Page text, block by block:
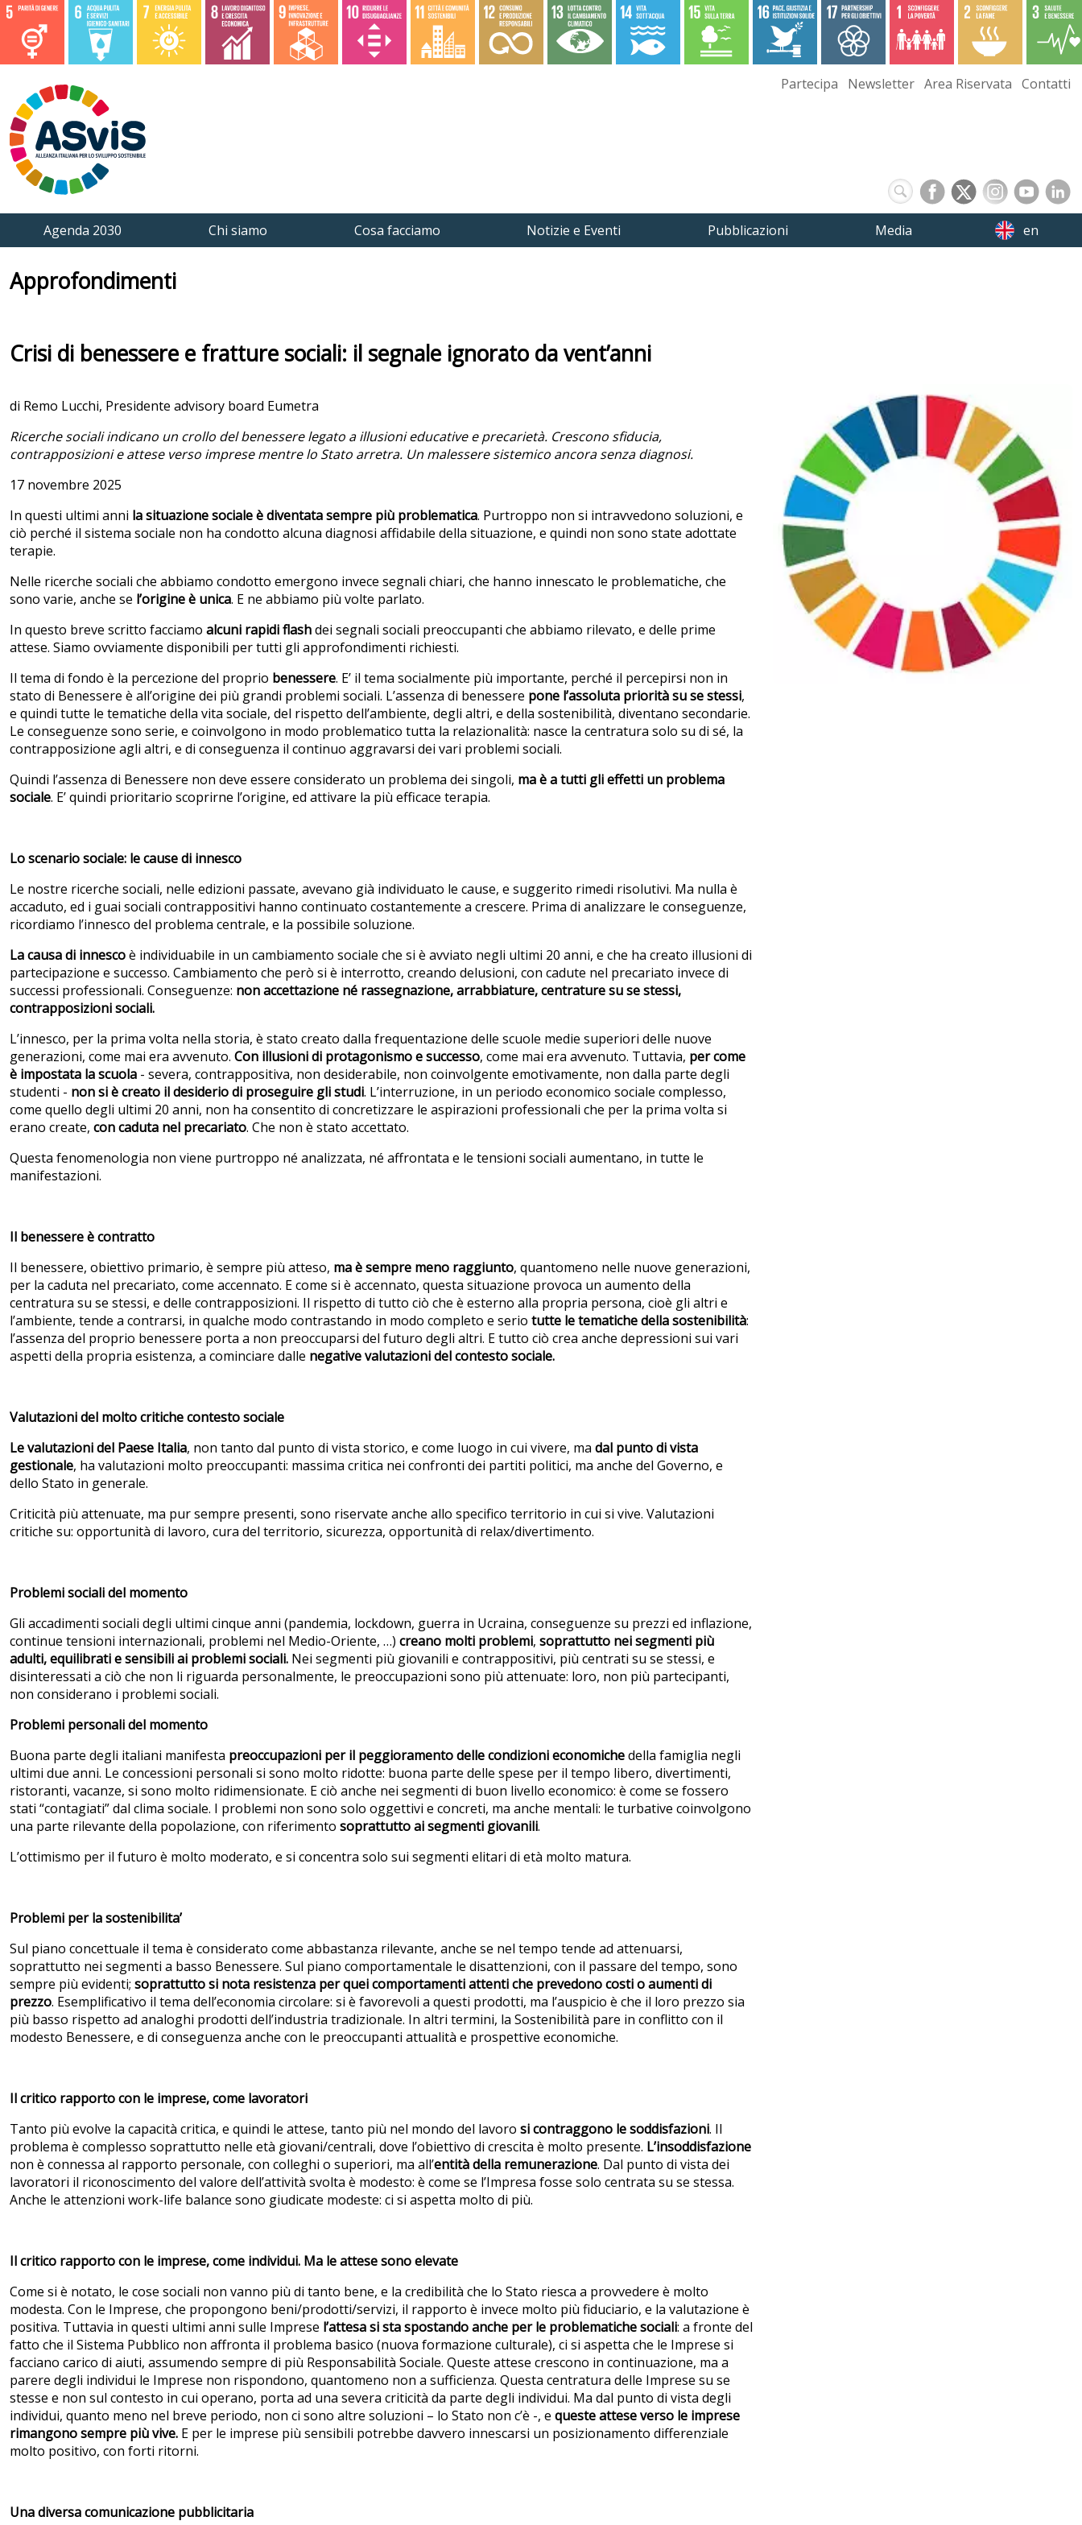
Partecipa Newsletter Area Riservata Contatti
Agenda 2030 Chi siamo Cosa facciamo Notizie e Eventi Pubblicazioni Media en
Approfondimenti
Crisi di benessere e fratture sociali: il segnale ignorato da vent’anni
di Remo Lucchi, Presidente advisory board Eumetra
Ricerche sociali indicano un crollo del benessere legato a illusioni educative e precarietà. Crescono sfiducia,
contrapposizioni e attese verso imprese mentre lo Stato arretra. Un malessere sistemico ancora senza diagnosi.
17 novembre 2025
In questi ultimi anni la situazione sociale è diventata sempre più problematica. Purtroppo non si intravvedono soluzioni, e
ciò perché il sistema sociale non ha condotto alcuna diagnosi affidabile della situazione, e quindi non sono state adottate
terapie.
Nelle ricerche sociali che abbiamo condotto emergono invece segnali chiari, che hanno innescato le problematiche, che
sono varie, anche se l’origine è unica. E ne abbiamo più volte parlato.
In questo breve scritto facciamo alcuni rapidi flashdei segnali sociali preoccupanti che abbiamo rilevato, e delle prime
attese. Siamo ovviamente disponibili per tutti gli approfondimenti richiesti.
Il tema di fondo è la percezione del proprio benessere. E’ il tema socialmente più importante, perché il percepirsi non in
stato di Benessere è all’origine dei più grandi problemi sociali. L’assenza di benessere pone l’assoluta priorità su se stessi,
e quindi tutte le tematiche della vita sociale, del rispetto dell’ambiente, degli altri, e della sostenibilità, diventano secondarie.
Le conseguenze sono serie, e coinvolgono in modo problematico tutta la relazionalità: nasce la centratura solo su di sé, la
contrapposizione agli altri, e di conseguenza il continuo aggravarsi dei vari problemi sociali.
Quindi l’assenza di Benessere non deve essere considerato un problema dei singoli, ma è a tutti gli effetti un problema
sociale. E’ quindi prioritario scoprirne l’origine, ed attivare la più efficace terapia.
Lo scenario sociale: le cause di innesco
Le nostre ricerche sociali, nelle edizioni passate, avevano già individuato le cause, e suggerito rimedi risolutivi. Ma nulla è
accaduto, ed i guai sociali contrappositivi hanno continuato costantemente a crescere. Prima di analizzare le conseguenze,
ricordiamo l’innesco del problema centrale, e la possibile soluzione.
La causa di innescoè individuabile in un cambiamento sociale che si è avviato negli ultimi 20 anni, e che ha creato illusioni di
partecipazione e successo. Cambiamento che però si è interrotto, creando delusioni, con cadute nel precariato invece di
successi professionali. Conseguenze: non accettazione né rassegnazione, arrabbiature, centrature su se stessi,
contrapposizioni sociali.
L’innesco, per la prima volta nella storia, è stato creato dalla frequentazione delle scuole medie superiori delle nuove
generazioni, come mai era avvenuto. Con illusioni di protagonismo e successo, come mai era avvenuto. Tuttavia, per come
è impostata la scuola - severa, contrappositiva, non desiderabile, non coinvolgente emotivamente, non dalla parte degli
studenti - non si è creato il desiderio di proseguire gli studi. L’interruzione, in un periodo economico sociale complesso,
come quello degli ultimi 20 anni, non ha consentito di concretizzare le aspirazioni professionali che per la prima volta si
erano create, con caduta nel precariato. Che non è stato accettato.
Questa fenomenologia non viene purtroppo né analizzata, né affrontata e le tensioni sociali aumentano, in tutte le
manifestazioni.
Il benessere è contratto
Il benessere, obiettivo primario, è sempre più atteso, ma è sempre meno raggiunto, quantomeno nelle nuove generazioni,
per la caduta nel precariato, come accennato. E come si è accennato, questa situazione provoca un aumento della
centratura su se stessi, e delle contrapposizioni. Il rispetto di tutto ciò che è esterno alla propria persona, cioè gli altri e
l’ambiente, tende a contrarsi, in qualche modo contrastando in modo completo e serio tutte le tematiche della sostenibilità:
l’assenza del proprio benessere porta a non preoccuparsi del futuro degli altri. E tutto ciò crea anche depressioni sui vari
aspetti della propria esistenza, a cominciare dalle negative valutazioni del contesto sociale.
Valutazioni del molto critiche contesto sociale
Le valutazioni del Paese Italia, non tanto dal punto di vista storico, e come luogo in cui vivere, ma dal punto di vista
gestionale, ha valutazioni molto preoccupanti: massima critica nei confronti dei partiti politici, ma anche del Governo, e
dello Stato in generale.
Criticità più attenuate, ma pur sempre presenti, sono riservate anche allo specifico territorio in cui si vive. Valutazioni
critiche su: opportunità di lavoro, cura del territorio, sicurezza, opportunità di relax/divertimento.
Problemi sociali del momento
Gli accadimenti sociali degli ultimi cinque anni (pandemia, lockdown, guerra in Ucraina, conseguenze su prezzi ed inflazione,
continue tensioni internazionali, problemi nel Medio-Oriente, …) creano molti problemi, soprattutto nei segmenti più
adulti, equilibrati e sensibili ai problemi sociali. Nei segmenti più giovanili e contrappositivi, più centrati su se stessi, e
disinteressati a ciò che non li riguarda personalmente, le preoccupazioni sono più attenuate: loro, non più partecipanti,
non considerano i problemi sociali.
Problemi personali del momento
Buona parte degli italiani manifesta preoccupazioni per il peggioramento delle condizioni economichedella famiglia negli
ultimi due anni. Le concessioni personali si sono molto ridotte: buona parte delle spese per il tempo libero, divertimenti,
ristoranti, vacanze, si sono molto ridimensionate. E ciò anche nei segmenti di buon livello economico: è come se fossero
stati “contagiati” dal clima sociale. I problemi non sono solo oggettivi e concreti, ma anche mentali: le turbative coinvolgono
una parte rilevante della popolazione, con riferimento soprattutto ai segmenti giovanili.
L’ottimismo per il futuro è molto moderato, e si concentra solo sui segmenti elitari di età molto matura.
Problemi per la sostenibilita’
Sul piano concettuale il tema è considerato come abbastanza rilevante, anche se nel tempo tende ad attenuarsi,
soprattutto nei segmenti a basso Benessere. Sul piano comportamentale le disattenzioni, con il passare del tempo, sono
sempre più evidenti; soprattutto si nota resistenza per quei comportamenti attenti che prevedono costi o aumenti di
prezzo. Esemplificativo il tema dell’economia circolare: si è favorevoli a questi prodotti, ma l’auspicio è che il loro prezzo sia
più basso rispetto ad analoghi prodotti dell’industria tradizionale. In altri termini, la Sostenibilità pare in conflitto con il
modesto Benessere, e di conseguenza anche con le preoccupanti attualità e prospettive economiche.
Il critico rapporto con le imprese, come lavoratori
Tanto più evolve la capacità critica, e quindi le attese, tanto più nel mondo del lavoro si contraggono le soddisfazioni. Il
problema è complesso soprattutto nelle età giovani/centrali, dove l’obiettivo di crescita è molto presente. L’insoddisfazione
non è connessa al rapporto personale, con colleghi o superiori, ma all’entità della remunerazione. Dal punto di vista dei
lavoratori il riconoscimento del valore dell’attività svolta è modesto: è come se l’Impresa fosse solo centrata su se stessa.
Anche le attenzioni work-life balance sono giudicate modeste: ci si aspetta molto di più.
Il critico rapporto con le imprese, come individui. Ma le attese sono elevate
Come si è notato, le cose sociali non vanno più di tanto bene, e la credibilità che lo Stato riesca a provvedere è molto
modesta. Con le Imprese, che propongono beni/prodotti/servizi, il rapporto è invece molto più fiduciario, e la valutazione è
positiva. Tuttavia in questi ultimi anni sulle Imprese l’attesa si sta spostando anche per le problematiche sociali: a fronte del
fatto che il Sistema Pubblico non affronta il problema basico (nuova formazione culturale), ci si aspetta che le Imprese si
facciano carico di aiuti, assumendo sempre di più Responsabilità Sociale. Queste attese crescono in continuazione, ma a
parere degli individui le Imprese non rispondono, quantomeno non a sufficienza. Questa centratura delle Imprese su se
stesse e non sul contesto in cui operano, porta ad una severa criticità da parte degli individui. Ma dal punto di vista degli
individui, quanto meno nel breve periodo, non ci sono altre soluzioni – lo Stato non c’è -, e queste attese verso le imprese
rimangono sempre più vive. E per le imprese più sensibili potrebbe davvero innescarsi un posizionamento differenziale
molto positivo, con forti ritorni.
Una diversa comunicazione pubblicitaria